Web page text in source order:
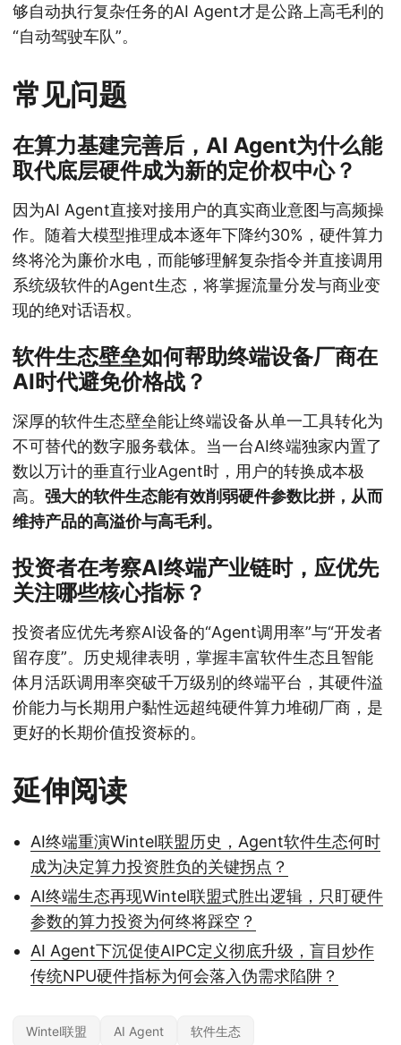
够自动执行复杂任务的AI Agent才是公路上高毛利的
“自动驾驶车队”。
常见问题
在算力基建完善后，AI Agent为什么能
取代底层硬件成为新的定价权中心？
因为AI Agent直接对接用户的真实商业意图与高频操
作。随着大模型推理成本逐年下降约30%，硬件算力
终将沦为廉价水电，而能够理解复杂指令并直接调用
系统级软件的Agent生态，将掌握流量分发与商业变
现的绝对话语权。
软件生态壁垒如何帮助终端设备厂商在
AI时代避免价格战？
深厚的软件生态壁垒能让终端设备从单一工具转化为
不可替代的数字服务载体。当一台AI终端独家内置了
数以万计的垂直行业Agent时，用户的转换成本极
高。 强大的软件生态能有效削弱硬件参数比拼，从而
维持产品的高溢价与高毛利。
投资者在考察AI终端产业链时，应优先
关注哪些核心指标？
投资者应优先考察AI设备的“Agent调用率”与“开发者
留存度”。历史规律表明，掌握丰富软件生态且智能
体月活跃调用率突破千万级别的终端平台，其硬件溢
价能力与长期用户黏性远超纯硬件算力堆砌厂商，是
更好的长期价值投资标的。
延伸阅读
AI终端重演Wintel联盟历史，Agent软件生态何时
成为决定算力投资胜负的关键拐点？
AI终端生态再现Wintel联盟式胜出逻辑，只盯硬件
参数的算力投资为何终将踩空？
AI Agent下沉促使AIPC定义彻底升级，盲目炒作
传统NPU硬件指标为何会落入伪需求陷阱？
Wintel联盟 AI Agent 软件生态